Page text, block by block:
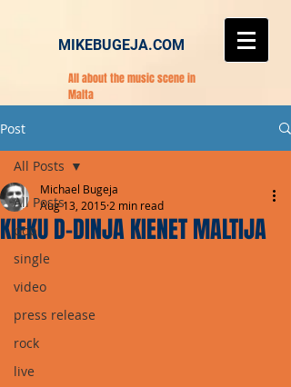
MIKEBUGEJA.COM
All about the music scene in
Malta
Post
All Posts
pop
single
video
press release
rock
live
All Posts
KIEKU D-DINJA KIENET MALTIJA
Michael Bugeja
Aug 13, 2015 2 min read